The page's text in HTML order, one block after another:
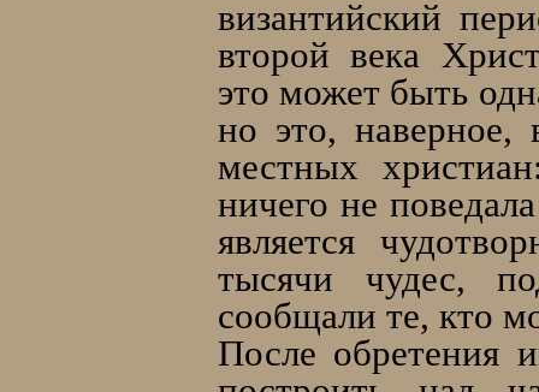
византийский
второй века
это может быть
но это, наверное,
местных
ничего не
является
тысячи чудес,
сообщали те, кто
После обретения